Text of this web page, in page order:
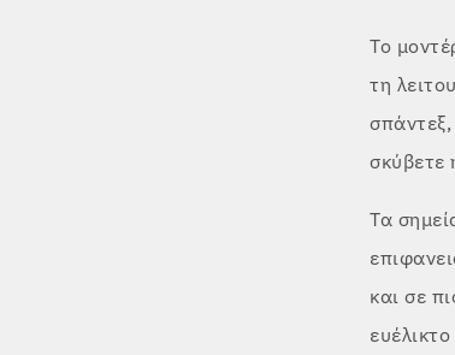
Το
τη
σπάντεξ,
σκύβετε
Τα
και σε